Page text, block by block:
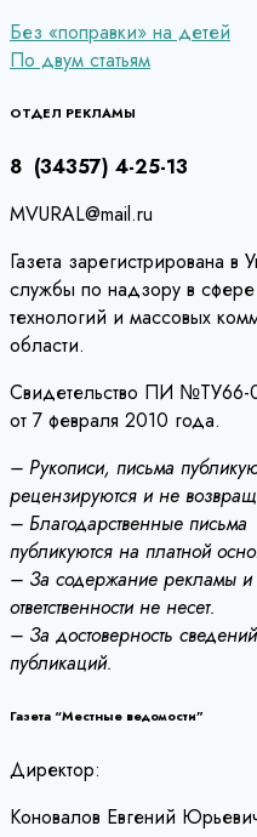
Навигация
по
записям
Без «поправки» на детей
По двум статьям
ОТДЕЛ РЕКЛАМЫ
8 (34357) 4-25-13
MVURAL@mail.ru
Газета зарегистрирована
службы по надзору в
технологий и массовых
области.
Свидетельство ПИ №ТУ66-
от 7 февраля 2010 года.
– Рукописи, письма
рецензируются и не
– Благодарственные письма
публикуются на платной
– За содержание рекламы
ответственности не несет.
– За достоверность сведений
публикаций.
Газета “Местные ведомости”
Директор:
Коновалов Евгений